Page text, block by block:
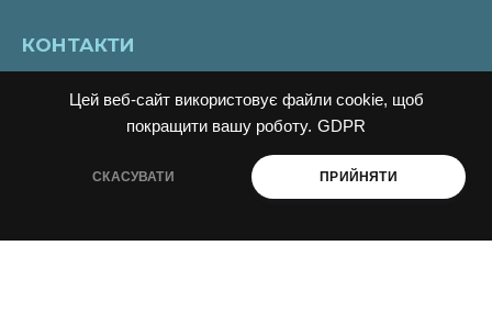
Цей веб-сайт використовує файли cookie, щоб
покращити вашу роботу. GDPR
СКАСУВАТИ ПРИЙНЯТИ
КОНТАКТИ